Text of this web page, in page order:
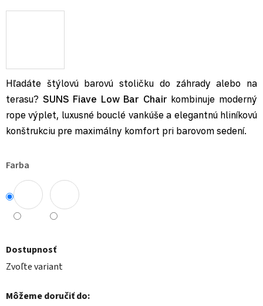
Hľadáte štýlovú barovú stoličku do záhrady alebo na
terasu? SUNS Fiave Low Bar Chair kombinuje moderný
rope výplet, luxusné bouclé vankúše a elegantnú hliníkovú
konštrukciu pre maximálny komfort pri barovom sedení.
Farba
Dostupnosť
Zvoľte variant
Môžeme doručiť do: